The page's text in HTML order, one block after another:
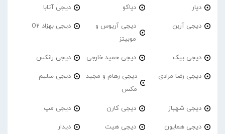
دیار دیاکو دیجی آتابا
دیجی آربن
دیجی آریوس و
موبیتز
دیجی بهزاد O2
دیجی بیک دیجی حمید خارجی دیجی رانکس
دیجی رضا مرادی
دیجی رهام و مجید
مکس
دیجی سلیم
دیجی شهباز دیجی کارن دیجی مپ
دیجی همایون دیجی هیت دیدار